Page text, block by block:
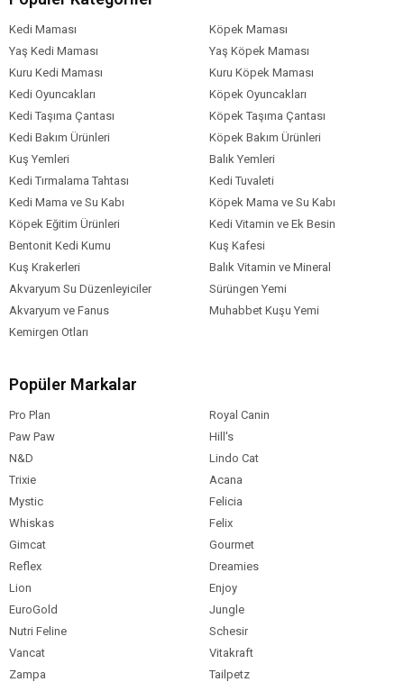
Kedi Maması
Köpek Maması
Yaş Kedi Maması
Yaş Köpek Maması
Kuru Kedi Maması
Kuru Köpek Maması
Kedi Oyuncakları
Köpek Oyuncakları
Kedi Taşıma Çantası
Köpek Taşıma Çantası
Kedi Bakım Ürünleri
Köpek Bakım Ürünleri
Kuş Yemleri
Balık Yemleri
Kedi Tırmalama Tahtası
Kedi Tuvaleti
Kedi Mama ve Su Kabı
Köpek Mama ve Su Kabı
Köpek Eğitim Ürünleri
Kedi Vitamin ve Ek Besin
Bentonit Kedi Kumu
Kuş Kafesi
Kuş Krakerleri
Balık Vitamin ve Mineral
Akvaryum Su Düzenleyiciler
Sürüngen Yemi
Akvaryum ve Fanus
Muhabbet Kuşu Yemi
Kemirgen Otları
Popüler Markalar
Pro Plan
Royal Canin
Paw Paw
Hill's
N&D
Lindo Cat
Trixie
Acana
Mystic
Felicia
Whiskas
Felix
Gimcat
Gourmet
Reflex
Dreamies
Lion
Enjoy
EuroGold
Jungle
Nutri Feline
Schesir
Vancat
Vitakraft
Zampa
Tailpetz